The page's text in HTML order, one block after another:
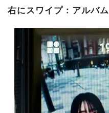
右にスワイプ：アルバム